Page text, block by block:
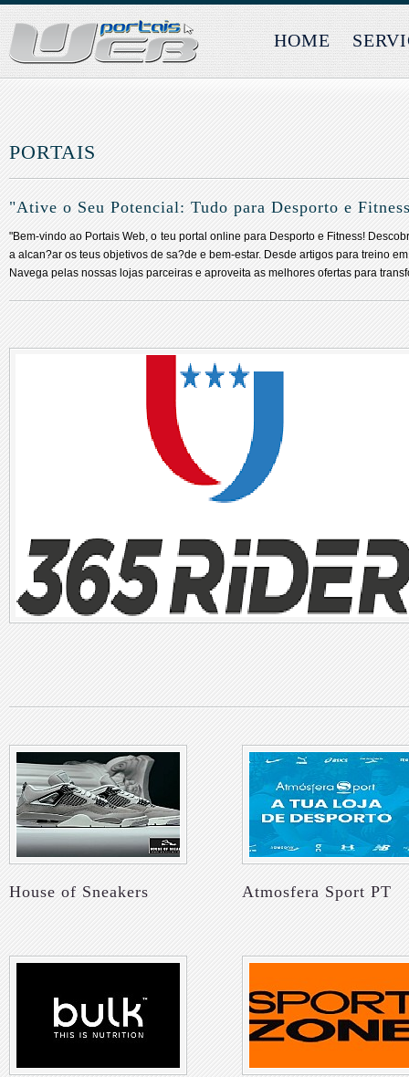
HOME
PORTAIS
"Ative o Seu Potencial: Tudo para Desporto e
"Bem-vindo ao Portais Web, o teu portal online para Desporto e Fitness!
a alcan?ar os teus objetivos de sa?de e bem-estar. Desde artigos para treino
Navega pelas nossas lojas parceiras e aproveita as melhores ofertas para
House of Sneakers Atmosfera Sport PT